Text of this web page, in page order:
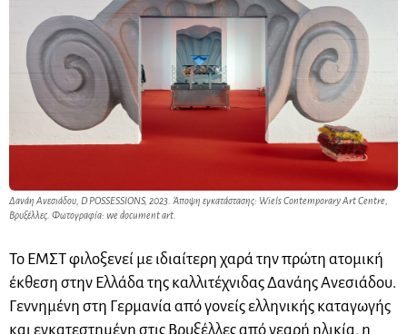
Δανάη Ανεσιάδου, D POSSESSIONS, 2023. Άποψη εγκατάστασης: Wiels Contemporary Art Centre,
Βρυξέλλες. Φωτογραφία: we document art.
Το EΜΣΤ φιλοξενεί με ιδιαίτερη χαρά την πρώτη ατομική
έκθεση στην Ελλάδα της καλλιτέχνιδας Δανάης Ανεσιάδου.
Γεννημένη στη Γερμανία από γονείς ελληνικής καταγωγής
και εγκατεστημένη στις Βρυξέλλες από νεαρή ηλικία, η